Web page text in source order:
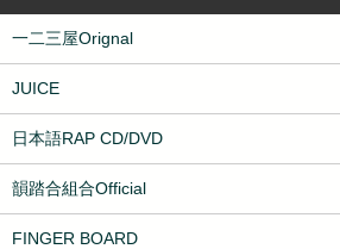
一二三屋Orignal
JUICE
日本語RAP CD/DVD
韻踏合組合Official
FINGER BOARD